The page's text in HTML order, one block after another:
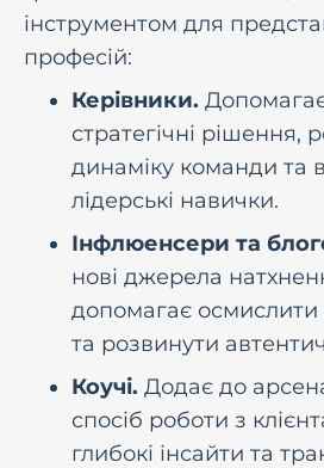
iнструментом для
професiй:
Керівники.
стратегічні рішення,
динаміку команди та
лідерські навички.
Інфлюенсери та
нові джерела
допомагає осмислити
та розвинути
Коучі. Додає до
спосіб роботи з
глибокі інсайти та